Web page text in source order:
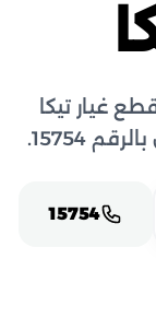
غيار تيكا
15754.
15754